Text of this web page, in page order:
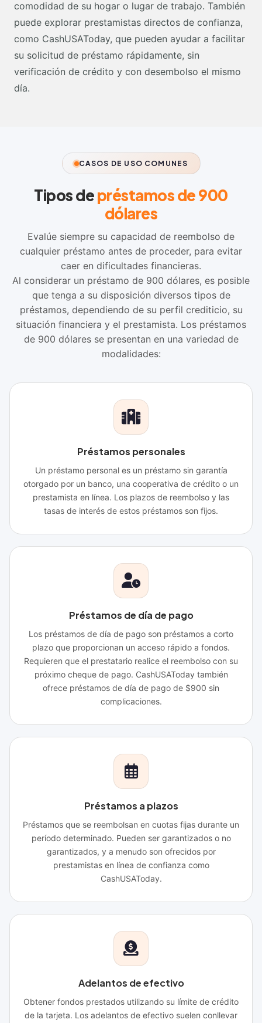
comodidad de su hogar o lugar de trabajo. También
puede explorar prestamistas directos de confianza,
como CashUSAToday, que pueden ayudar a facilitar
su solicitud de préstamo rápidamente, sin
verificación de crédito y con desembolso el mismo
día.
CASOS DE USO COMUNES
Tipos depréstamos de 900
dólares
Evalúe siempre su capacidad de reembolso de
cualquier préstamo antes de proceder, para evitar
caer en dificultades financieras.
Al considerar un préstamo de 900 dólares, es posible
que tenga a su disposición diversos tipos de
préstamos, dependiendo de su perfil crediticio, su
situación financiera y el prestamista. Los préstamos
de 900 dólares se presentan en una variedad de
modalidades:
Préstamos personales
Un préstamo personal es un préstamo sin garantía
otorgado por un banco, una cooperativa de crédito o un
prestamista en línea. Los plazos de reembolso y las
tasas de interés de estos préstamos son fijos.
Préstamos de día de pago
Los préstamos de día de pago son préstamos a corto
plazo que proporcionan un acceso rápido a fondos.
Requieren que el prestatario realice el reembolso con su
próximo cheque de pago. CashUSAToday también
ofrece préstamos de día de pago de $900 sin
complicaciones.
Préstamos a plazos
Préstamos que se reembolsan en cuotas fijas durante un
período determinado. Pueden ser garantizados o no
garantizados, y a menudo son ofrecidos por
prestamistas en línea de confianza como
CashUSAToday.
Adelantos de efectivo
Obtener fondos prestados utilizando su límite de crédito
de la tarjeta. Los adelantos de efectivo suelen conllevar